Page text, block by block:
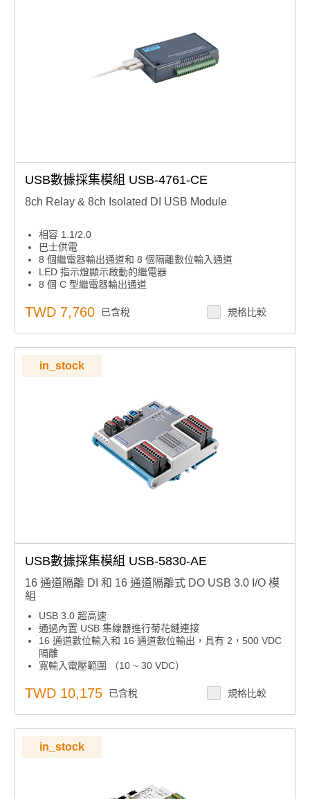
USB數據採集模組 USB-4761-CE
8ch Relay & 8ch Isolated DI USB Module
相容 1.1/2.0
巴士供電
8 個繼電器輸出通道和 8 個隔離數位輸入通道
LED 指示燈顯示啟動的繼電器
8 個 C 型繼電器輸出通道
高靜電防護 （2，000 VDC）
寬輸入範圍 （5 ~ 30 VDC）
中斷處理能力
便攜式
模組上的可拆卸螺絲端子
適用於 DIN 導軌安裝
TWD 7,760 已含稅 規格比較
in_stock
USB數據採集模組 USB-5830-AE
16 通道隔離 DI 和 16 通道隔離式 DO USB 3.0 I/O 模
組
USB 3.0 超高速
通過內置 USB 集線器進行菊花鏈連接
16 通道數位輸入和 16 通道數位輸出，具有 2，500 VDC
隔離
寬輸入電壓範圍 （10 ~ 30 VDC）
mA/通道）
快速拆卸歐式連接器
用於顯示 I/O 狀態的 LED 指示燈
支援的操作系統： Windows XP/7/8/10
TWD 10,175 已含稅 規格比較
in_stock